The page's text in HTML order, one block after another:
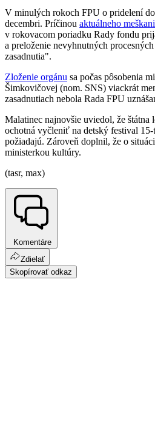
V minulých rokoch FPU o pridelení
decembri. Príčinou aktuálneho
v rokovacom poriadku Rady fondu
a preloženie nevyhnutných
zasadnutia".
Zloženie orgánu sa počas pôsobenia
Šimkovičovej (nom. SNS) viackrát
zasadnutiach nebola Rada FPU
Malatinec najnovšie uviedol, že
ochotná vyčleniť na detský festival
požiadajú. Zároveň doplnil, že o
ministerkou kultúry.
(tasr, max)
Komentáre
Zdielať
Skopírovať odkaz